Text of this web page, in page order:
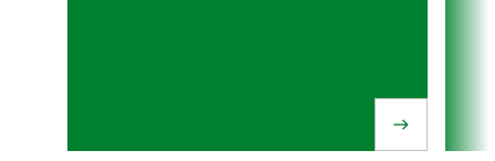
east